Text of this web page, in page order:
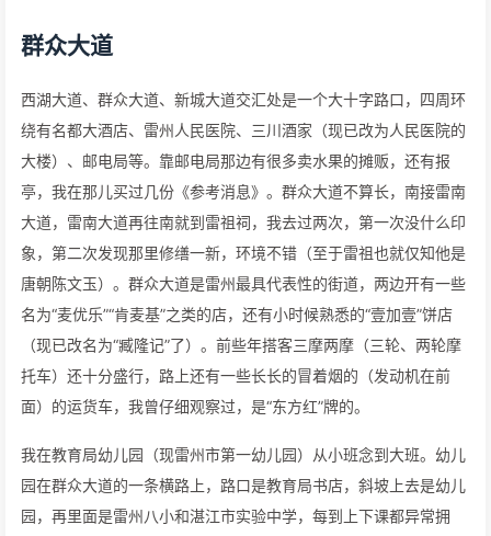
群众大道
西湖大道、群众大道、新城大道交汇处是一个大十字路口，四周环
绕有名都大酒店、雷州人民医院、三川酒家（现已改为人民医院的
大楼）、邮电局等。靠邮电局那边有很多卖水果的摊贩，还有报
亭，我在那儿买过几份《参考消息》。群众大道不算长，南接雷南
大道，雷南大道再往南就到雷祖祠，我去过两次，第一次没什么印
象，第二次发现那里修缮一新，环境不错（至于雷祖也就仅知他是
唐朝陈文玉）。群众大道是雷州最具代表性的街道，两边开有一些
名为“麦优乐”“肯麦基”之类的店，还有小时候熟悉的“壹加壹”饼店
（现已改名为“臧隆记”了）。前些年搭客三摩两摩（三轮、两轮摩
托车）还十分盛行，路上还有一些长长的冒着烟的（发动机在前
面）的运货车，我曾仔细观察过，是“东方红”牌的。
我在教育局幼儿园（现雷州市第一幼儿园）从小班念到大班。幼儿
园在群众大道的一条横路上，路口是教育局书店，斜坡上去是幼儿
园，再里面是雷州八小和湛江市实验中学，每到上下课都异常拥